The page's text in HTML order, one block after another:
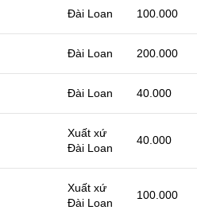
Đài Loan 100.000
Đài Loan 200.000
Đài Loan 40.000
Xuất xứ
Đài Loan
40.000
Xuất xứ
Đài Loan
100.000